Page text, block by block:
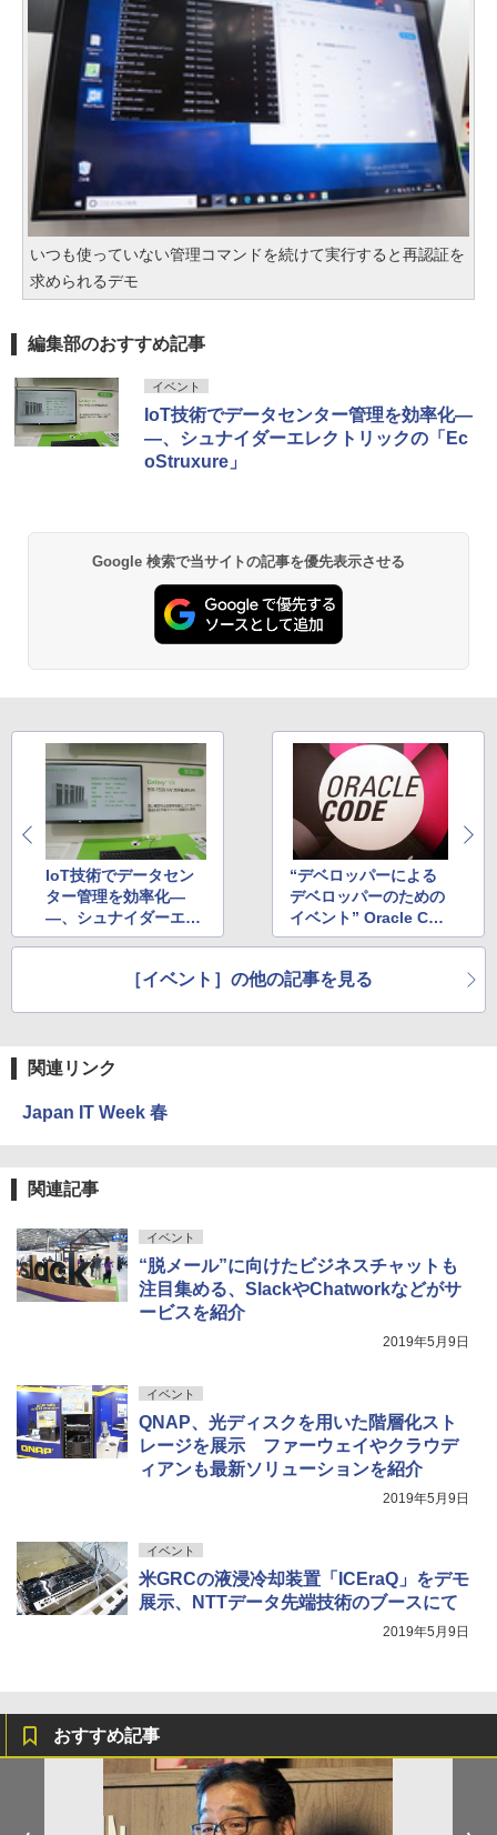
いつも使っていない管理コマンドを続けて実行すると再認証を
求められるデモ
編集部のおすすめ記事
イベント
IoT技術でデータセンター管理を効率化―
―、シュナイダーエレクトリックの「Ec
oStruxure」
Google 検索で当サイトの記事を優先表示させる
IoT技術でデータセン
ター管理を効率化―
―、シュナイダーエレ
クトリックの「EcoStr
“デベロッパーによる
デベロッパーのための
イベント” Oracle Cod
e Tokyo 2019が開催
［イベント］の他の記事を見る
関連リンク
Japan IT Week 春
関連記事
イベント
“脱メール”に向けたビジネスチャットも
注目集める、SlackやChatworkなどがサ
ービスを紹介
2019年5月9日
イベント
QNAP、光ディスクを用いた階層化スト
レージを展示 ファーウェイやクラウデ
ィアンも最新ソリューションを紹介
2019年5月9日
イベント
米GRCの液浸冷却装置「ICEraQ」をデモ
展示、NTTデータ先端技術のブースにて
2019年5月9日
おすすめ記事